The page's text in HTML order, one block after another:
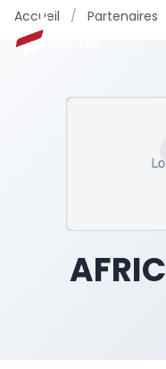
Accueil / Partenaires